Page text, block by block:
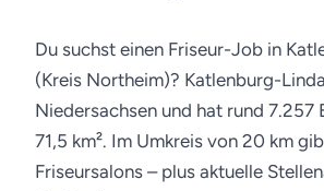
Du suchst einen Friseur-Job in
(Kreis Northeim)? Katlenburg-
Niedersachsen und hat rund 7.257
71,5 km². Im Umkreis von 20 km
Friseursalons – plus aktuelle